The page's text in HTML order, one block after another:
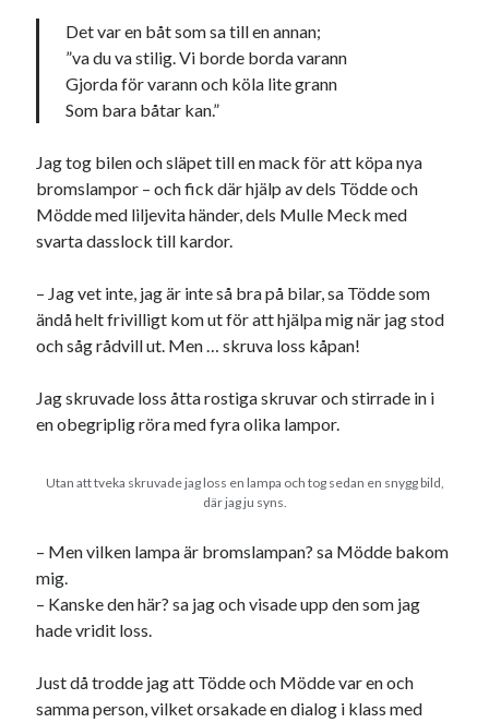
Det var en båt som sa till en annan;
”va du va stilig. Vi borde borda varann
Gjorda för varann och köla lite grann
Som bara båtar kan.”
Jag tog bilen och släpet till en mack för att köpa nya
bromslampor – och fick där hjälp av dels Tödde och
Mödde med liljevita händer, dels Mulle Meck med
svarta dasslock till kardor.
– Jag vet inte, jag är inte så bra på bilar, sa Tödde som
ändå helt frivilligt kom ut för att hjälpa mig när jag stod
och såg rådvill ut. Men … skruva loss kåpan!
Jag skruvade loss åtta rostiga skruvar och stirrade in i
en obegriplig röra med fyra olika lampor.
Utan att tveka skruvade jag loss en lampa och tog sedan en snygg bild,
där jag ju syns.
– Men vilken lampa är bromslampan? sa Mödde bakom
mig.
– Kanske den här? sa jag och visade upp den som jag
hade vridit loss.
Just då trodde jag att Tödde och Mödde var en och
samma person, vilket orsakade en dialog i klass med